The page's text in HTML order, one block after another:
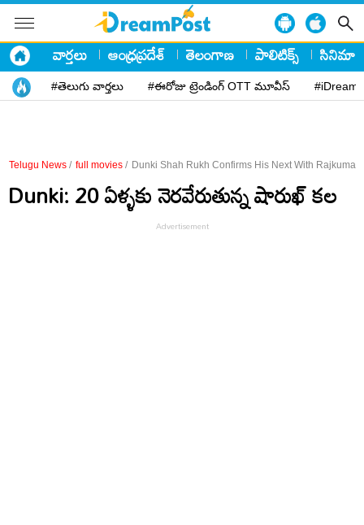
వార్తలు ఆంధ్రప్రదేశ్ తెలంగాణ పాలిటిక్స్ సినిమా
#తెలుగు వార్తలు #ఈరోజు ట్రెండింగ్ OTT మూవీస్
Telugu News / full movies / Dunki Shah Rukh Confirms His Next With Rajkumar
Dunki: 20 ఏళ్ళకు నెరవేరుతున్న షారుఖ్ కల